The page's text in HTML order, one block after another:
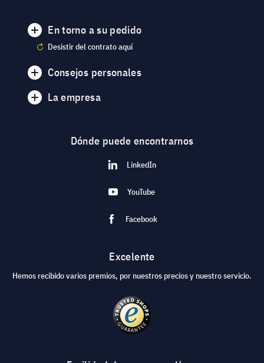
En torno a su pedido
Desistir del contrato aquí
Consejos personales
La empresa
Dónde puede encontrarnos
LinkedIn
YouTube
Facebook
Excelente
Hemos recibido varios premios, por nuestros precios y nuestro servicio.